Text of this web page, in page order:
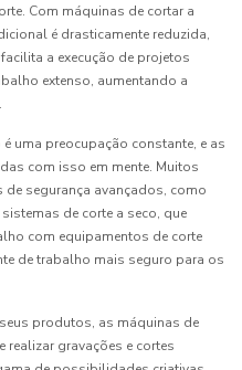
Com máquinas de cortar a
é drasticamente reduzida,
a execução de projetos
extenso, aumentando a
uma preocupação constante, e as
com isso em mente. Muitos
segurança avançados, como
de corte a seco, que
com equipamentos de corte
de trabalho mais seguro para os
produtos, as máquinas de
realizar gravações e cortes